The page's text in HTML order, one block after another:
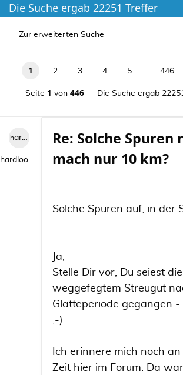
Die Suche ergab 22251 Treffer
Zur erweiterten Suche
1 2 3 4 5 … 446
Seite 1 von 446 Die Suche ergab
hardlooper
hardlooper
Re: Solche Spuren
mach nur 10 km?
Solche Spuren auf, in der
Ja,
Stelle Dir vor, Du seiest
weggefegtem Streugut
Glätteperiode gegangen -
;-)
Ich erinnere mich noch
Zeit hier im Forum. Da